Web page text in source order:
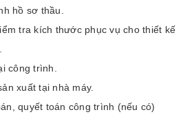
hồ sơ thầu.
tra kích thước phục vụ cho thiết kế
công trình.
xuất tại nhà máy.
quyết toán công trình (nếu có)